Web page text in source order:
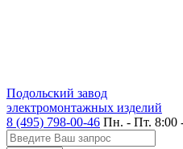
Подольский завод
электромонтажных изделий
8 (495) 798-00-46 Пн. - Пт. 8:00